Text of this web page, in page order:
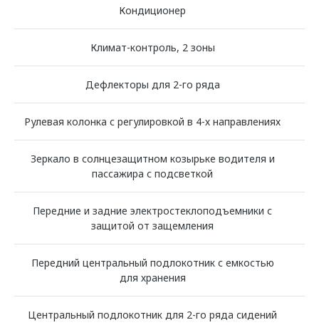
Кондиционер
Климат-контроль, 2 зоны
Дефлекторы для 2-го ряда
Рулевая колонка с регулировкой в 4-х направлениях
Зеркало в солнцезащитном козырьке водителя и
пассажира с подсветкой
Передние и задние электростеклоподъемники с
защитой от защемления
Передний центральный подлокотник с емкостью
для хранения
Центральный подлокотник для 2-го ряда сидений